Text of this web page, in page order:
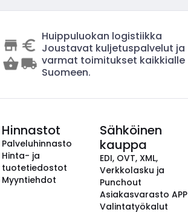
Huippuluokan logistiikka
Joustavat kuljetuspalvelut ja
varmat toimitukset kaikkialle
Suomeen.
Hinnastot
Palveluhinnasto
Hinta- ja
tuotetiedostot
Myyntiehdot
Sähköinen
kauppa
EDI, OVT, XML,
Verkkolasku ja
Punchout
Asiakasvarasto APP
Valintatyökalut